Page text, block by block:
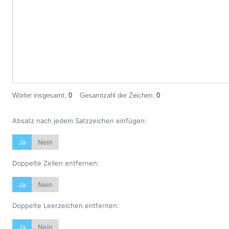
Wörter insgesamt: 0 Gesamtzahl der Zeichen: 0
Absatz nach jedem Satzzeichen einfügen:
Ja Nein
Doppelte Zeilen entfernen:
Ja Nein
Doppelte Leerzeichen entfernen:
Ja Nein